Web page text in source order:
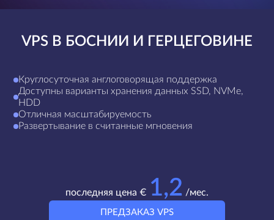
VPS В БОСНИИ И ГЕРЦЕГОВИНЕ
Круглосуточная англоговорящая поддержка
Доступны варианты хранения данных SSD, NVMe,
HDD
Отличная масштабируемость
Развертывание в считанные мгновения
последняя цена € 1,2 /мес.
ПРЕДЗАКАЗ VPS